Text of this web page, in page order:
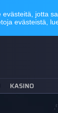
KASINO